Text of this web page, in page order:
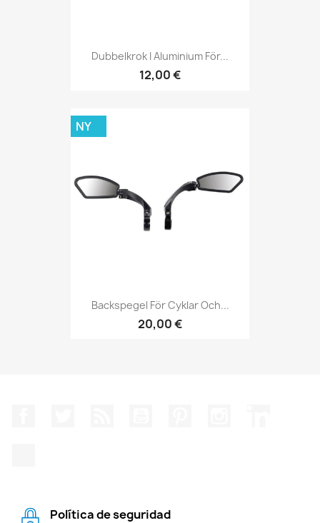
Dubbelkrok I Aluminium För...
12,00 €
Backspegel För Cyklar Och...
20,00 €
NY
Política de seguridad